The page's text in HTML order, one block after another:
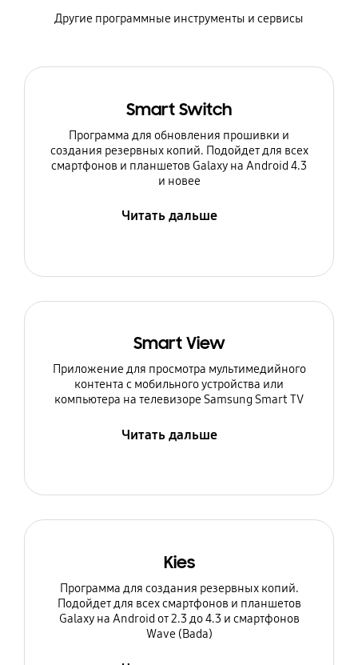
Другие программные инструменты и сервисы
Smart Switch
Программа для обновления прошивки и
создания резервных копий. Подойдет для всех
смартфонов и планшетов Galaxy на Android 4.3
и новее
Читать дальше
Smart View
Приложение для просмотра мультимедийного
контента с мобильного устройства или
компьютера на телевизоре Samsung Smart TV
Читать дальше
Kies
Программа для создания резервных копий.
Подойдет для всех смартфонов и планшетов
Galaxy на Android от 2.3 до 4.3 и смартфонов
Wave (Bada)